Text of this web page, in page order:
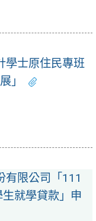
學士原住民專班
」
有限公司「111
就學貸款」申